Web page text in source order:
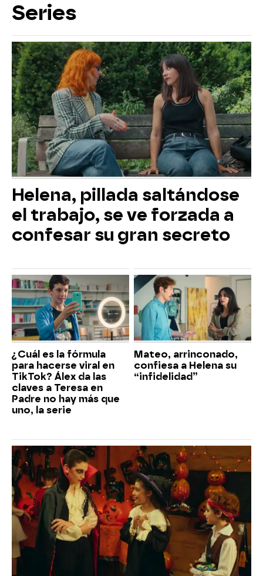
Series
Helena, pillada saltándose
el trabajo, se ve forzada a
confesar su gran secreto
¿Cuál es la fórmula
para hacerse viral en
TikTok? Álex da las
claves a Teresa en
Padre no hay más que
uno, la serie
Mateo, arrinconado,
confiesa a Helena su
“infidelidad”